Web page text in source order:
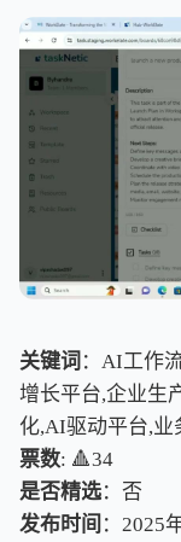
关键词 ：AI工作
增长平台,企业生
化,AI驱动平台,业
票数: 🔺34
是否精选：否
发布时间 ：2025